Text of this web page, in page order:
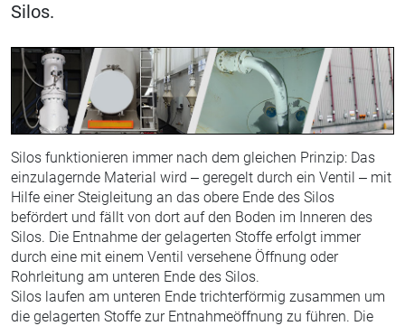
Silos.
Silos funktionieren immer nach dem gleichen Prinzip: Das
einzulagernde Material wird – geregelt durch ein Ventil – mit
Hilfe einer Steigleitung an das obere Ende des Silos
befördert und fällt von dort auf den Boden im Inneren des
Silos. Die Entnahme der gelagerten Stoffe erfolgt immer
durch eine mit einem Ventil versehene Öffnung oder
Rohrleitung am unteren Ende des Silos.
Silos laufen am unteren Ende trichterförmig zusammen um
die gelagerten Stoffe zur Entnahmeöffnung zu führen. Die